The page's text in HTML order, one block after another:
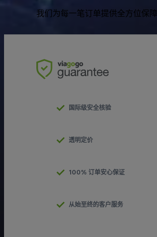
我们为每一笔订单提供全方位保
国际级安全核验
透明定价
100% 订单安心保证
从始至终的客户服务